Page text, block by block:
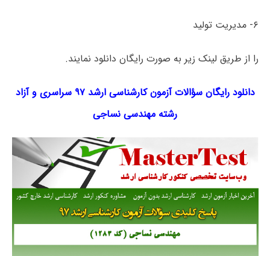
۶- مدیریت تولید
را از طریق لینک‌ زیر به صورت رایگان دانلود نمایند.
دانلود رایگان سؤالات آزمون کارشناسی ارشد ۹۷ سراسری و آزاد
رشته مهندسی نساجی